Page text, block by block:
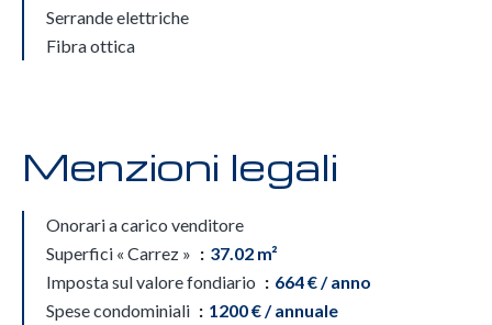
Serrande elettriche
Fibra ottica
Menzioni legali
Onorari a carico venditore
Superfici « Carrez »
37.02 m²
Imposta sul valore fondiario
664 € / anno
Spese condominiali
1200 € / annuale